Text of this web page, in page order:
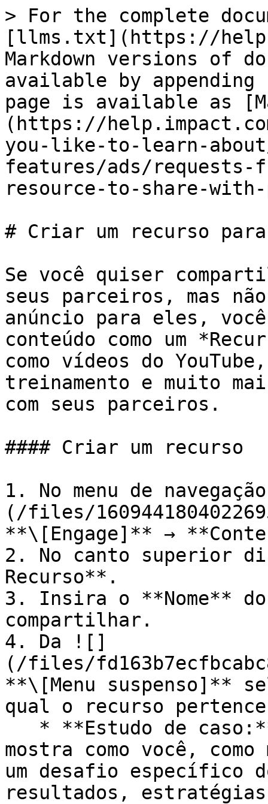
> For the complete
[llms.txt](https://
Markdown versions of
available by
page is available as
(https://
you-like-to-learn-
features/ads/requests-
resource-to-share-
# Criar um recurso
Se você quiser
seus parceiros, mas
anúncio para eles,
conteúdo como um
como vídeos do
treinamento e muito
com seus parceiros.
#### Criar um recurso
1. No menu de
(/files/
**\[Engage]** →
2. No canto superior
Recurso**.
3. Insira o **Nome**
compartilhar.
4. Da ![]
(/files/
**\[Menu suspenso]**
qual o recurso
mostra como você,
um desafio específico
resultados, estratégias